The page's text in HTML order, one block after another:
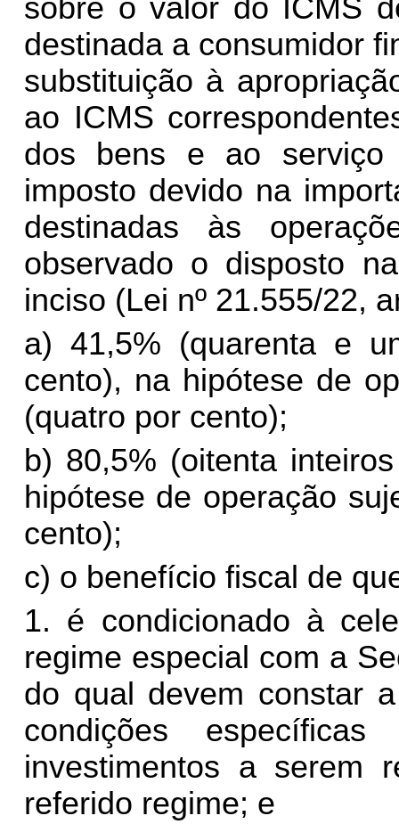
sobre o valor do ICMS
destinada a consumidor
substituição à
ao ICMS
dos bens e ao serviço
imposto devido na
destinadas às
observado o disposto
inciso (Lei nº 21.555/22,
a) 41,5% (quarenta e
cento), na hipótese de
(quatro por cento);
b) 80,5% (oitenta
hipótese de operação
cento);
c) o benefício fiscal de
1. é condicionado à
regime especial com a
do qual devem constar
condições
investimentos a serem
referido regime; e